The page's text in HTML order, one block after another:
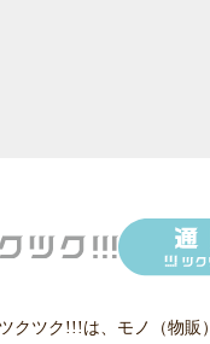
ツクツク!!!は、 モノ（物販）